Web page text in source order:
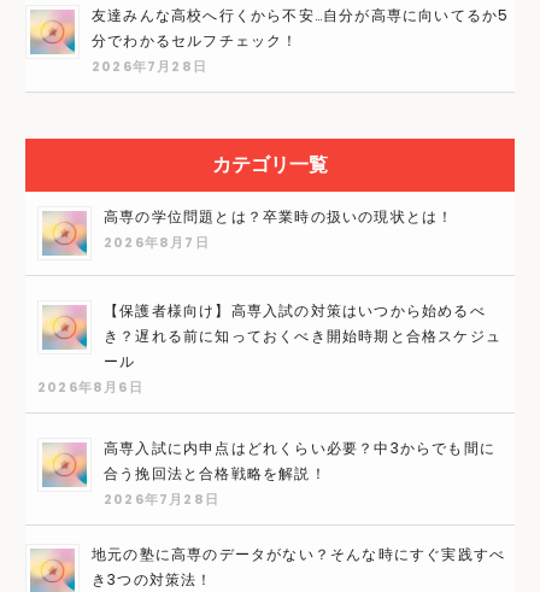
友達みんな高校へ行くから不安…自分が高専に向いてるか5
分でわかるセルフチェック！
2026年7月28日
カテゴリ一覧
高専の学位問題とは？卒業時の扱いの現状とは！
2026年8月7日
【保護者様向け】高専入試の対策はいつから始めるべ
き？遅れる前に知っておくべき開始時期と合格スケジュ
ール
2026年8月6日
高専入試に内申点はどれくらい必要？中3からでも間に
合う挽回法と合格戦略を解説！
2026年7月28日
地元の塾に高専のデータがない？そんな時にすぐ実践すべ
き3つの対策法！